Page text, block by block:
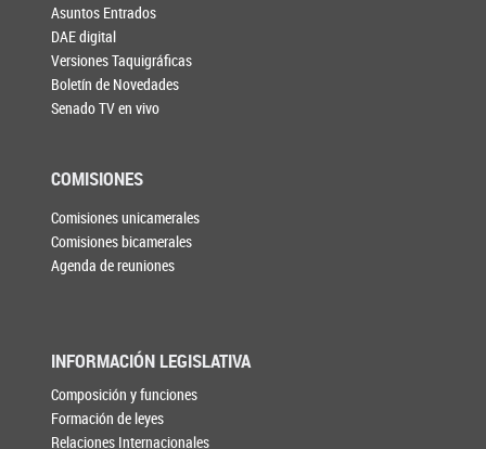
Asuntos Entrados
DAE digital
Versiones Taquigráficas
Boletín de Novedades
Senado TV en vivo
COMISIONES
Comisiones unicamerales
Comisiones bicamerales
Agenda de reuniones
INFORMACIÓN LEGISLATIVA
Composición y funciones
Formación de leyes
Relaciones Internacionales